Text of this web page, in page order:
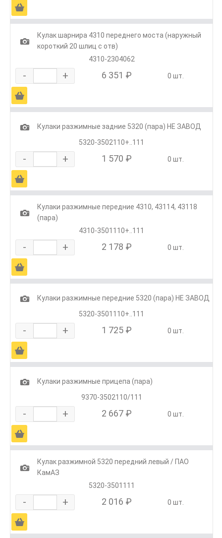
Ä
1
Кулак шарнира 4310 переднего моста (наружный
короткий 20 шлиц с отв)
4310-2304062
- + 6 351 ₽ 0 шт.
Ä
1
Кулаки разжимные задние 5320 (пара) НЕ ЗАВОД
5320-3502110+..111
- + 1 570 ₽ 0 шт.
Ä
1
Кулаки разжимные передние 4310, 43114, 43118
(пара)
4310-3501110+..111
- + 2 178 ₽ 0 шт.
Ä
1
Кулаки разжимные передние 5320 (пара) НЕ ЗАВОД
5320-3501110+..111
- + 1 725 ₽ 0 шт.
Ä
1
Кулаки разжимные прицепа (пара)
9370-3502110/111
- + 2 667 ₽ 0 шт.
Ä
1
Кулак разжимной 5320 передний левый / ПАО
КамАЗ
5320-3501111
- + 2 016 ₽ 0 шт.
Ä